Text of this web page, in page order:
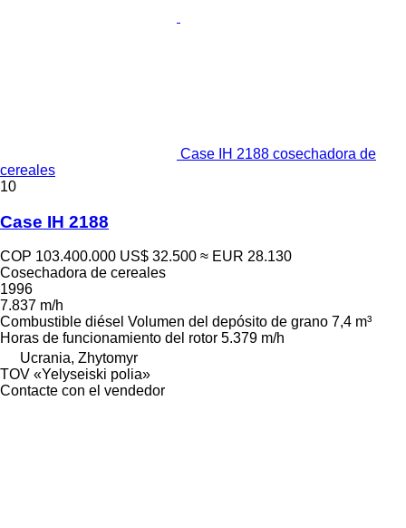
Case IH 2188 cosechadora de
cereales
10
Case IH 2188
COP 103.400.000 US$ 32.500 ≈ EUR 28.130
Cosechadora de cereales
1996
7.837 m/h
Combustible diésel Volumen del depósito de grano 7,4 m³
Horas de funcionamiento del rotor 5.379 m/h
Ucrania, Zhytomyr
TOV «Yelyseiski polia»
Contacte con el vendedor